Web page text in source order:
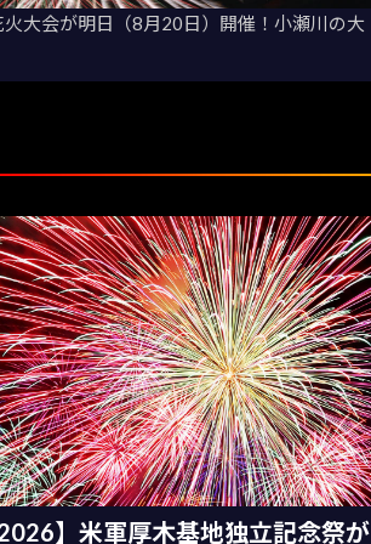
大会が明日（8月20日）開催！小瀬川の大
】米軍厚木基地独立記念祭が